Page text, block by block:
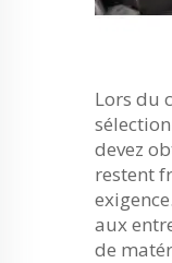
Lors du
devez
restent
aux
de